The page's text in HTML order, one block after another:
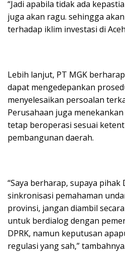
“Jadi apabila tidak ada
juga akan ragu. sehingga
terhadap iklim investasi di
Lebih lanjut, PT MGK
dapat mengedepankan
menyelesaikan persoalan
Perusahaan juga
tetap beroperasi sesuai
pembangunan daerah.
“Saya berharap, supaya pihak
sinkronisasi pemahaman
provinsi, jangan diambil
untuk berdialog dengan
DPRK, namun keputusan
regulasi yang sah,” tambahnya.